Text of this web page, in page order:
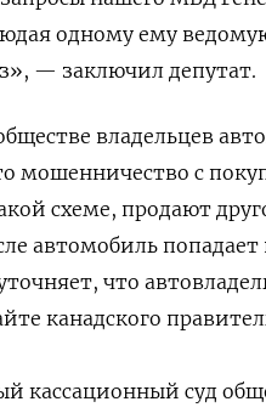
одному ему
— заключил депутат.
владельцев
мошенничество с
схеме, продают
автомобиль
что
канадского
кассационный суд